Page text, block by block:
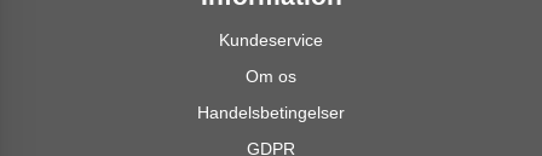
Kundeservice
Om os
Handelsbetingelser
GDPR